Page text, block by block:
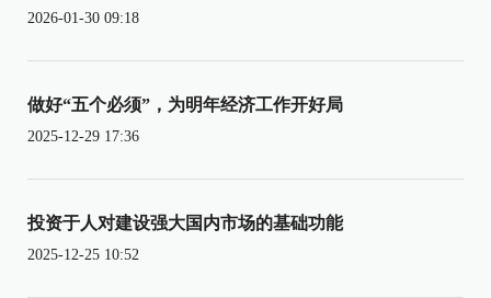
2026-01-30 09:18
做好“五个必须”，为明年经济工作开好局
2025-12-29 17:36
投资于人对建设强大国内市场的基础功能
2025-12-25 10:52